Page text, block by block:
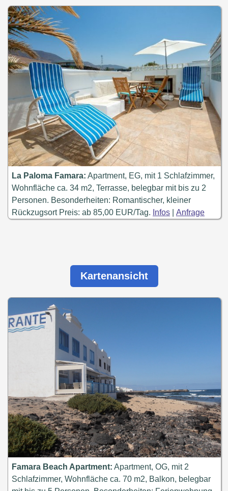
La Paloma Famara: Apartment, EG, mit 1 Schlafzimmer,
Wohnfläche ca. 34 m2, Terrasse, belegbar mit bis zu 2
Personen. Besonderheiten: Romantischer, kleiner
Rückzugsort Preis: ab 85,00 EUR/Tag. Infos Anfrage
Kartenansicht
Famara Beach Apartment: Apartment, OG, mit 2
Schlafzimmer, Wohnfläche ca. 70 m2, Balkon, belegbar